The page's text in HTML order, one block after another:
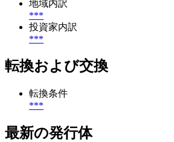
地域内訳
***
投資家内訳
***
転換および交換
転換条件
***
最新の発行体